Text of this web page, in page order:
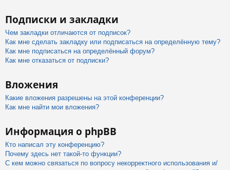
Подписки и закладки
Чем закладки отличаются от подписок?
Как мне сделать закладку или подписаться на определённую тему?
Как мне подписаться на определённый форум?
Как мне отказаться от подписки?
Вложения
Какие вложения разрешены на этой конференции?
Как мне найти мои вложения?
Информация о phpBB
Кто написал эту конференцию?
Почему здесь нет такой-то функции?
С кем можно связаться по вопросу некорректного использования и/